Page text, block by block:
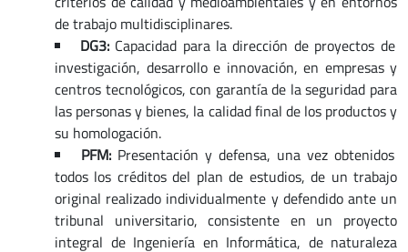
de trabajo multidisciplinares.
DG3:Capacidad para la dirección de proyectos de
investigación, desarrollo e innovación, en empresas y
centros tecnológicos, con garantía de la seguridad para
las personas y bienes, la calidad final de los productos y
su homologación.
PFM: Presentación y defensa, una vez obtenidos
todos los créditos del plan de estudios, de un trabajo
original realizado individualmente y defendido ante un
tribunal universitario, consistente en un proyecto
integral de Ingeniería en Informática, de naturaleza